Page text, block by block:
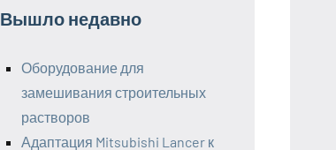
Вышло недавно
Оборудование для
замешивания строительных
растворов
Адаптация Mitsubishi Lancer к